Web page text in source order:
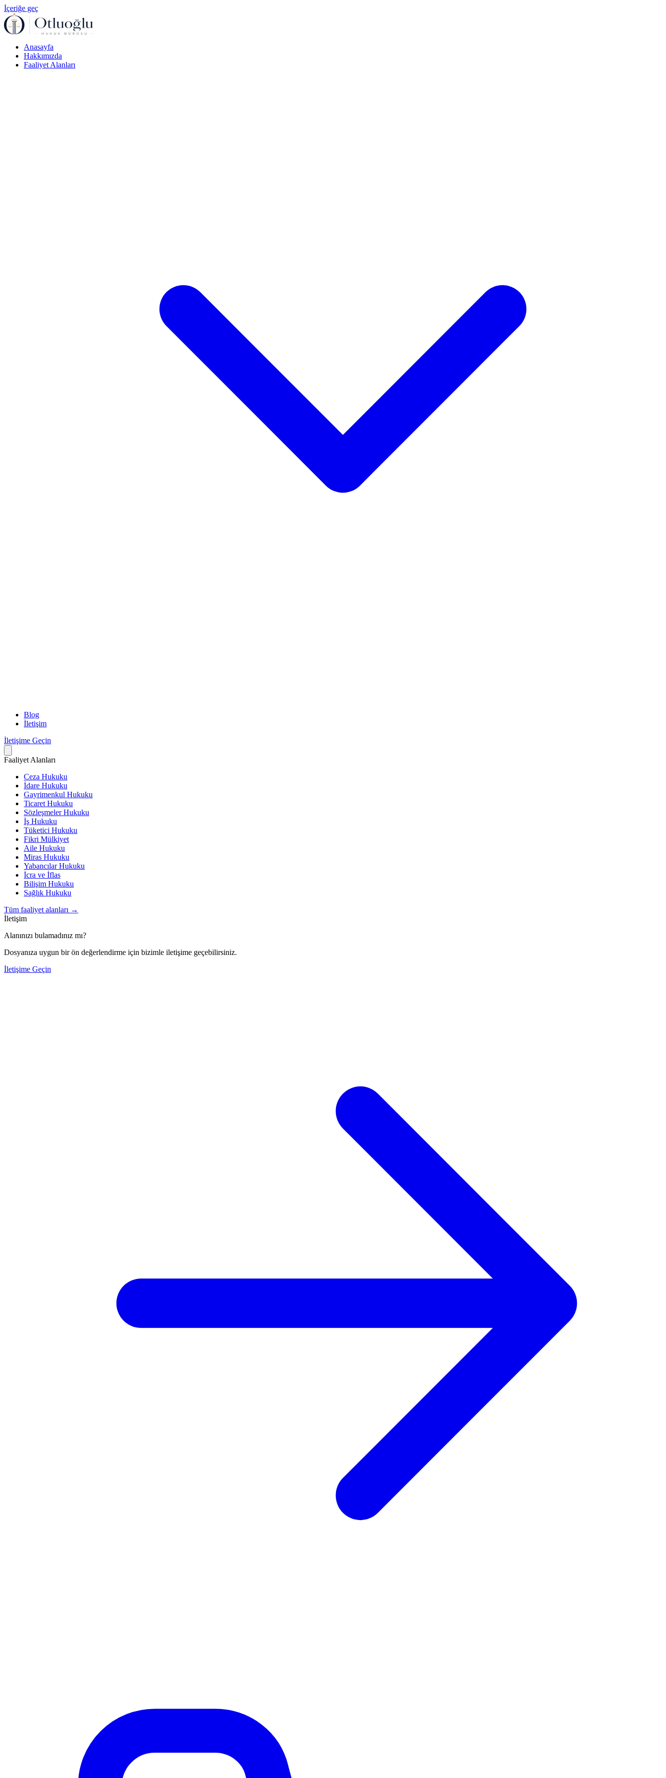
İçeriğe geç
Anasayfa
Hakkımızda
Faaliyet Alanları
Blog
İletişim
İletişime Geçin
Faaliyet Alanları
Ceza Hukuku
İdare Hukuku
Gayrimenkul Hukuku
Ticaret Hukuku
Sözleşmeler Hukuku
İş Hukuku
Tüketici Hukuku
Fikri Mülkiyet
Aile Hukuku
Miras Hukuku
Yabancılar Hukuku
İcra ve İflas
Bilişim Hukuku
Sağlık Hukuku
Tüm faaliyet alanları →
İletişim
Alanınızı bulamadınız mı?
Dosyanıza uygun bir ön değerlendirme için bizimle iletişime geçebilirsiniz.
İletişime Geçin